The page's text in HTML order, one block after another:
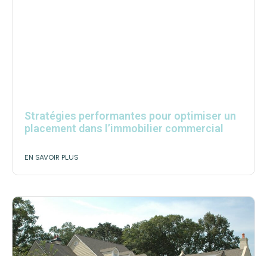
Stratégies performantes pour optimiser un
placement dans l’immobilier commercial
EN SAVOIR PLUS